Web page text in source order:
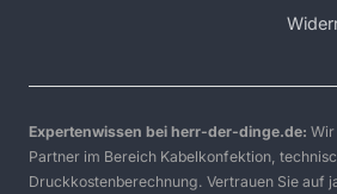
Expertenwissen bei herr-der-dinge.de: Wir
Partner im Bereich Kabelkonfektion,
Druckkostenberechnung. Vertrauen Sie auf